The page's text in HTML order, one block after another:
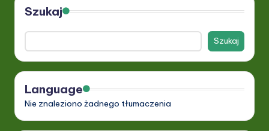
Szukaj
Szukaj
Language
Nie znaleziono żadnego tłumaczenia